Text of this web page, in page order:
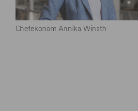
Chefekonom Annika Winsth